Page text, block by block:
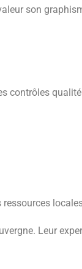
son
contrôles
Leur